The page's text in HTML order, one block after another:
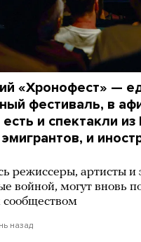
«Хронофест» —
фестиваль, в
и спектакли из
и
режиссеры, артисты и
войной, могут вновь
сообществом
назад